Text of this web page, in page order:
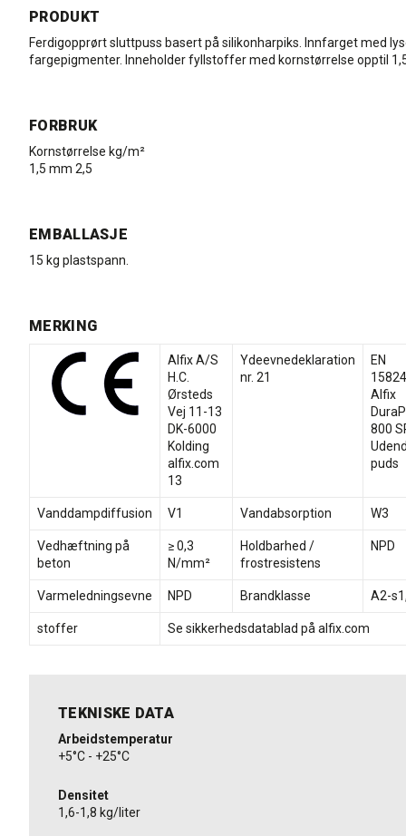
PRODUKT
Ferdigopprørt sluttpuss basert på silikonharpiks. Innfarget med
fargepigmenter. Inneholder fyllstoffer med kornstørrelse opptil
FORBRUK
Kornstørrelse kg/m²
1,5 mm 2,5
EMBALLASJE
15 kg plastspann.
MERKING
Alfix A/S
H.C.
Ørsteds
Vej 11-13
DK-6000
Kolding
alfix.com
13
Ydeevnedeklaration
nr. 21
EN
Alfix
800
puds
Vanddampdiffusion V1 Vandabsorption W3
Vedhæftning på
beton
≥ 0,3
N/mm²
Holdbarhed /
frostresistens
NPD
Varmeledningsevne NPD Brandklasse A2-
stoffer Se sikkerhedsdatablad på alfix.com
TEKNISKE DATA
Arbeidstemperatur
+5°C - +25°C
Densitet
1,6-1,8 kg/liter